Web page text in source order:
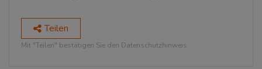
Teilen
Mit "Teilen" bestätigen Sie den Datenschutzhinweis.